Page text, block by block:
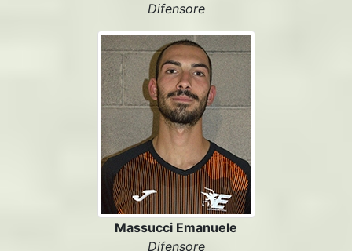
Difensore
Massucci Emanuele
Difensore